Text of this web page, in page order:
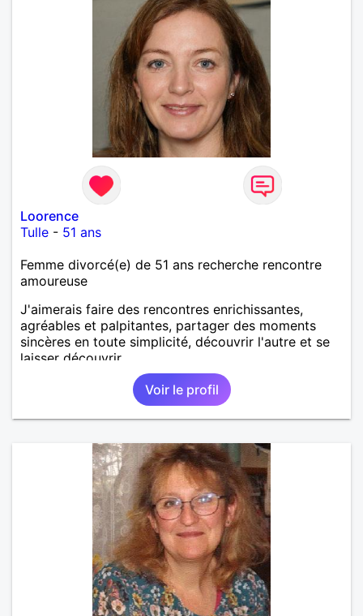
Loorence
Tulle - 51 ans
Femme divorcé(e) de 51 ans recherche rencontre
amoureuse
J'aimerais faire des rencontres enrichissantes,
agréables et palpitantes, partager des moments
sincères en toute simplicité, découvrir l'autre et se
laisser découvrir.
Voir le profil